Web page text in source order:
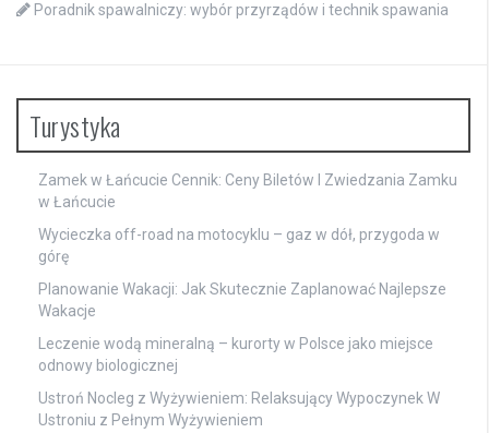
Poradnik spawalniczy: wybór przyrządów i technik spawania
Turystyka
Zamek w Łańcucie Cennik: Ceny Biletów I Zwiedzania Zamku
w Łańcucie
Wycieczka off-road na motocyklu – gaz w dół, przygoda w
górę
Planowanie Wakacji: Jak Skutecznie Zaplanować Najlepsze
Wakacje
Leczenie wodą mineralną – kurorty w Polsce jako miejsce
odnowy biologicznej
Ustroń Nocleg z Wyżywieniem: Relaksujący Wypoczynek W
Ustroniu z Pełnym Wyżywieniem